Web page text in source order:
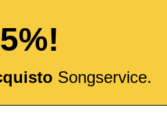
MULTITRACCIA
Songservice.